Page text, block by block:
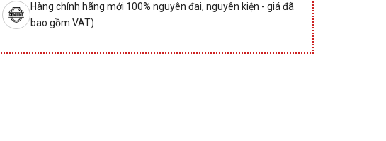
Hàng chính hãng mới 100% nguyên đai, nguyên kiện - giá đã
bao gồm VAT)